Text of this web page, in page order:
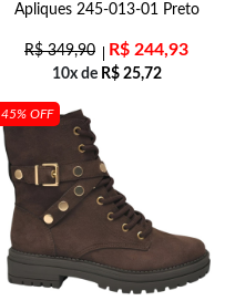
Apliques 245-013-01 Preto
R$349,90 R$ 244,93
10x de R$25,72
45% OFF